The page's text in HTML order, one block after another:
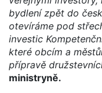
bydlení zpět do
otevíráme pod
investic
které obcím a
přípravě
ministryně.